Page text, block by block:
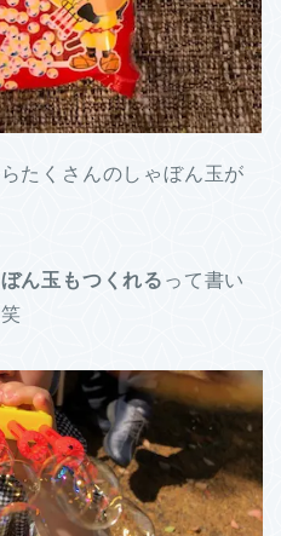
たくさんのしゃぼん玉が
ん玉もつくれる って書い